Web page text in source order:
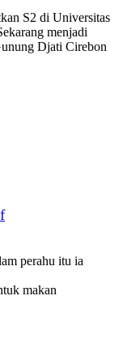
S2 di Universitas
menjadi
Djati Cirebon
perahu itu ia
makan